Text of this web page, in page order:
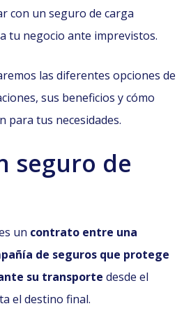
con un seguro de carga
tu negocio ante imprevistos.
las diferentes opciones de
sus beneficios y cómo
para tus necesidades.
seguro de
un contrato entre una
de seguros que protege
su transporte desde el
el destino final.